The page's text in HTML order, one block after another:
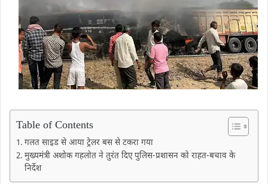
Table of Contents
गलत साइड से आया ट्रेलर बस से टकरा गया
मुख्यमंत्री अशोक गहलोत ने तुरंत दिए पुलिस-प्रशासन को राहत-बचाव के
निर्देश